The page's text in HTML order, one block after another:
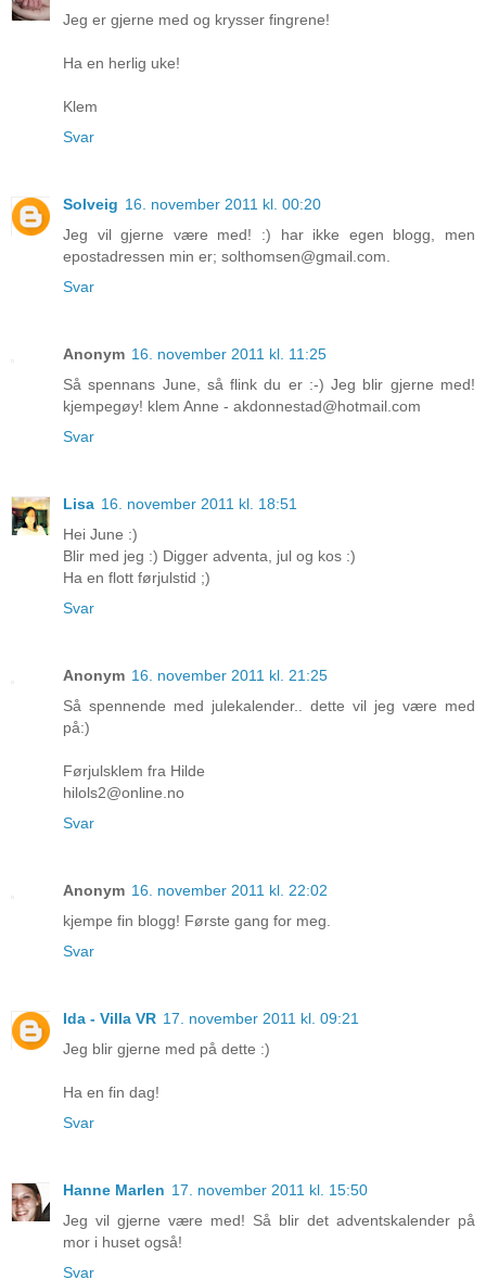
Jeg er gjerne med og krysser fingrene!
Ha en herlig uke!
Klem
Svar
Solveig 16. november 2011 kl. 00:20
Jeg vil gjerne være med! :) har ikke egen blogg, men
epostadressen min er; solthomsen@gmail.com.
Svar
Anonym 16. november 2011 kl. 11:25
Så spennans June, så flink du er :-) Jeg blir gjerne med!
kjempegøy! klem Anne - akdonnestad@hotmail.com
Svar
Lisa 16. november 2011 kl. 18:51
Hei June :)
Blir med jeg :) Digger adventa, jul og kos :)
Ha en flott førjulstid ;)
Svar
Anonym 16. november 2011 kl. 21:25
Så spennende med julekalender.. dette vil jeg være med
på:)
Førjulsklem fra Hilde
hilols2@online.no
Svar
Anonym 16. november 2011 kl. 22:02
kjempe fin blogg! Første gang for meg.
Svar
Ida - Villa VR 17. november 2011 kl. 09:21
Jeg blir gjerne med på dette :)
Ha en fin dag!
Svar
Hanne Marlen 17. november 2011 kl. 15:50
Jeg vil gjerne være med! Så blir det adventskalender på
mor i huset også!
Svar